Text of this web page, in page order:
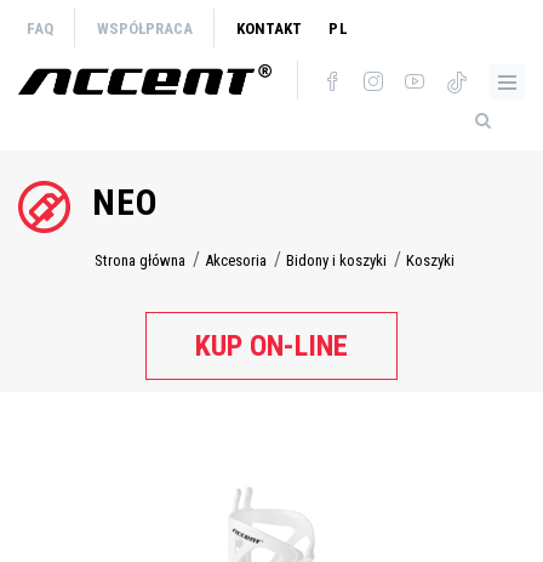
treści
FAQ WSPÓŁPRACA KONTAKT PL
NEO
Ścieżka
Strona główna Akcesoria Bidony i koszyki Koszyki
KUP ON-LINE